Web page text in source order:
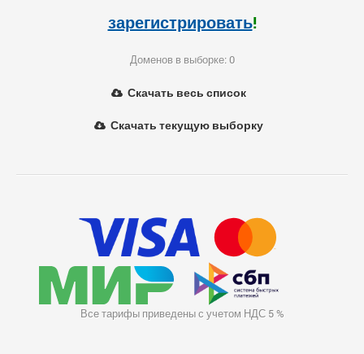
зарегистрировать!
Доменов в выборке: 0
Скачать весь список
Скачать текущую выборку
Все тарифы приведены с учетом НДС 5 %